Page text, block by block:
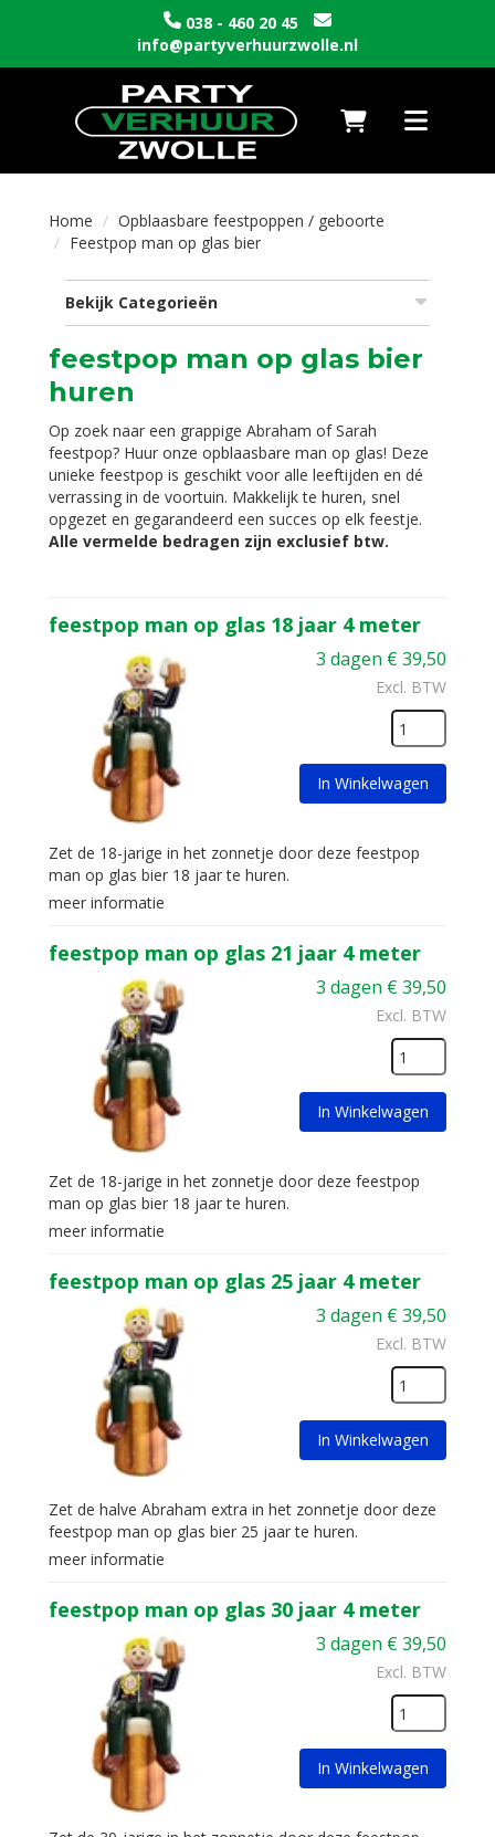
038 - 460 20 45
info@partyverhuurzwolle.nl
Naar winkelwagen
Toggle
Home
Opblaasbare feestpoppen / geboorte
Feestpop man op glas bier
Bekijk Categorieën
feestpop man op glas bier
huren
Op zoek naar een grappige Abraham of Sarah
feestpop? Huur onze opblaasbare man op glas! Deze
unieke feestpop is geschikt voor alle leeftijden en dé
verrassing in de voortuin. Makkelijk te huren, snel
opgezet en gegarandeerd een succes op elk feestje.
Alle vermelde bedragen zijn exclusief btw.
feestpop man op glas 18 jaar 4 meter
3 dagen €39,50
Excl. BTW
In Winkelwagen
Zet de 18-jarige in het zonnetje door deze feestpop
man op glas bier 18 jaar te huren.
meer informatie
feestpop man op glas 21 jaar 4 meter
3 dagen €39,50
Excl. BTW
In Winkelwagen
Zet de 18-jarige in het zonnetje door deze feestpop
man op glas bier 18 jaar te huren.
meer informatie
feestpop man op glas 25 jaar 4 meter
3 dagen €39,50
Excl. BTW
In Winkelwagen
Zet de halve Abraham extra in het zonnetje door deze
feestpop man op glas bier 25 jaar te huren.
meer informatie
feestpop man op glas 30 jaar 4 meter
3 dagen €39,50
Excl. BTW
In Winkelwagen